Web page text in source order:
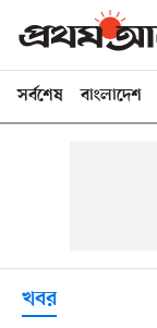
সর্বশেষ বাংলাদেশ
খবর